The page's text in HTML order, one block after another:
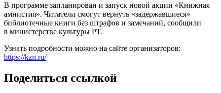
В программе запланирован и запуск новой акции «Книжная
амнистия». Читатели смогут вернуть «задержавшиеся»
библиотечные книги без штрафов и замечаний, сообщили
в министерстве культуры РТ.
Узнать подробности можно на сайте организаторов:
https://kzn.ru/
Поделиться ссылкой